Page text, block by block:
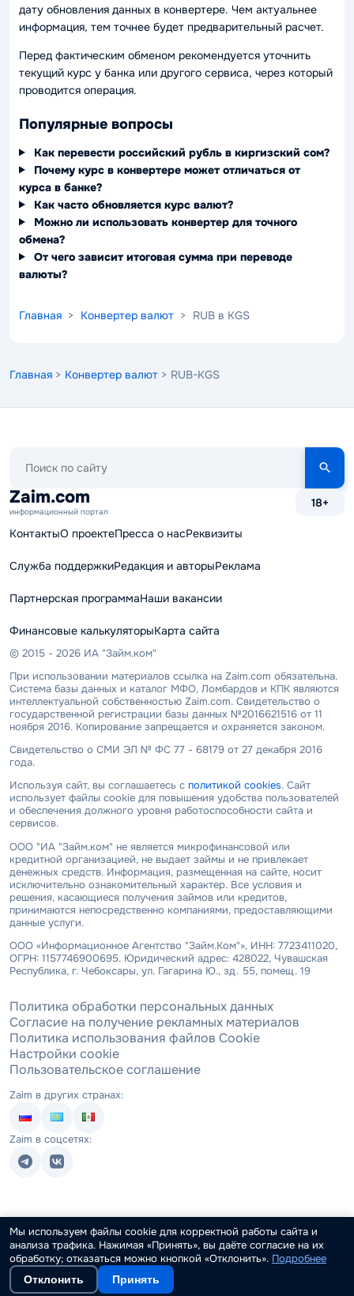
дату обновления данных в конвертере. Чем актуальнее
информация, тем точнее будет предварительный расчет.
Перед фактическим обменом рекомендуется уточнить
текущий курс у банка или другого сервиса, через который
проводится операция.
Популярные вопросы
Как перевести российский рубль в киргизский сом?
Почему курс в конвертере может отличаться от
курса в банке?
Как часто обновляется курс валют?
Можно ли использовать конвертер для точного
обмена?
От чего зависит итоговая сумма при переводе
валюты?
Главная > Конвертер валют > RUB в KGS
Главная > Конвертер валют > RUB-KGS
сайту
Zaim.com
информационный портал
18+
КонтактыО проектеПресса о насРеквизиты
Служба поддержкиРедакция и авторыРеклама
Партнерская программаНаши вакансии
Финансовые калькуляторыКарта сайта
© 2015 - 2026 ИА "Займ.ком"
При использовании материалов ссылка на Zaim.com обязательна.
Система базы данных и каталог МФО, Ломбардов и КПК являются
интеллектуальной собственностью Zaim.com. Свидетельство о
государственной регистрации базы данных №2016621516 от 11
ноября 2016. Копирование запрещается и охраняется законом.
Свидетельство о СМИ ЭЛ № ФС 77 - 68179 от 27 декабря 2016
года.
Используя сайт, вы соглашаетесь с политикой cookies. Сайт
использует файлы cookie для повышения удобства пользователей
и обеспечения должного уровня работоспособности сайта и
сервисов.
ООО "ИА "Займ.ком" не является микрофинансовой или
кредитной организацией, не выдает займы и не привлекает
денежных средств. Информация, размещенная на сайте, носит
исключительно ознакомительный характер. Все условия и
решения, касающиеся получения займов или кредитов,
принимаются непосредственно компаниями, предоставляющими
данные услуги.
ООО «Информационное Агентство "Займ.Ком"», ИНН: 7723411020,
ОГРН: 1157746900695. Юридический адрес: 428022, Чувашская
Республика, г. Чебоксары, ул. Гагарина Ю., зд. 55, помещ. 19
Политика обработки персональных данных
Согласие на получение рекламных материалов
Политика использования файлов Cookie
Настройки cookie
Пользовательское соглашение
Zaim в других странах:
Zaim в соцсетях:
Мы используем файлы cookie для корректной работы сайта и
анализа трафика. Нажимая «Принять», вы даёте согласие на их
обработку; отказаться можно кнопкой «Отклонить». Подробнее
Отклонить Принять